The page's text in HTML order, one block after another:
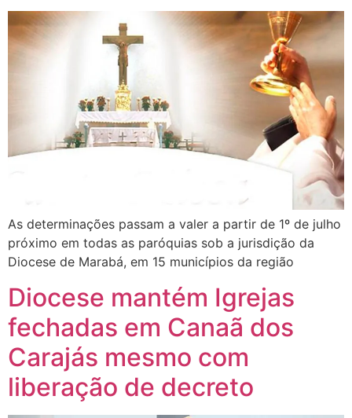
As determinações passam a valer a partir de 1º de julho
próximo em todas as paróquias sob a jurisdição da
Diocese de Marabá, em 15 municípios da região
Diocese mantém Igrejas
fechadas em Canaã dos
Carajás mesmo com
liberação de decreto